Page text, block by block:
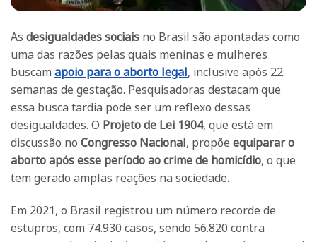
As desigualdades sociais no Brasil são apontadas como
uma das razões pelas quais meninas e mulheres
buscam apoio para o aborto legal, inclusive após 22
semanas de gestação. Pesquisadoras destacam que
essa busca tardia pode ser um reflexo dessas
desigualdades. O Projeto de Lei 1904, que está em
discussão no Congresso Nacional, propõe equiparar o
aborto após esse período ao crime de homicídio, o que
tem gerado amplas reações na sociedade.
Em 2021, o Brasil registrou um número recorde de
estupros, com 74.930 casos, sendo 56.820 contra